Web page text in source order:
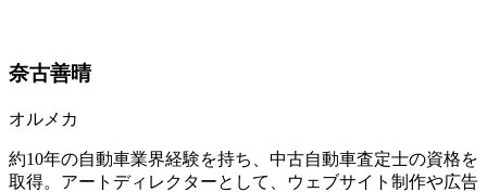
奈古善晴
オルメカ
約10年の自動車業界経験を持ち、中古自動車査定士の資格を
取得。アートディレクターとして、ウェブサイト制作や広告